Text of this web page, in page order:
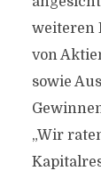
weiteren
von
sowie
„Wir